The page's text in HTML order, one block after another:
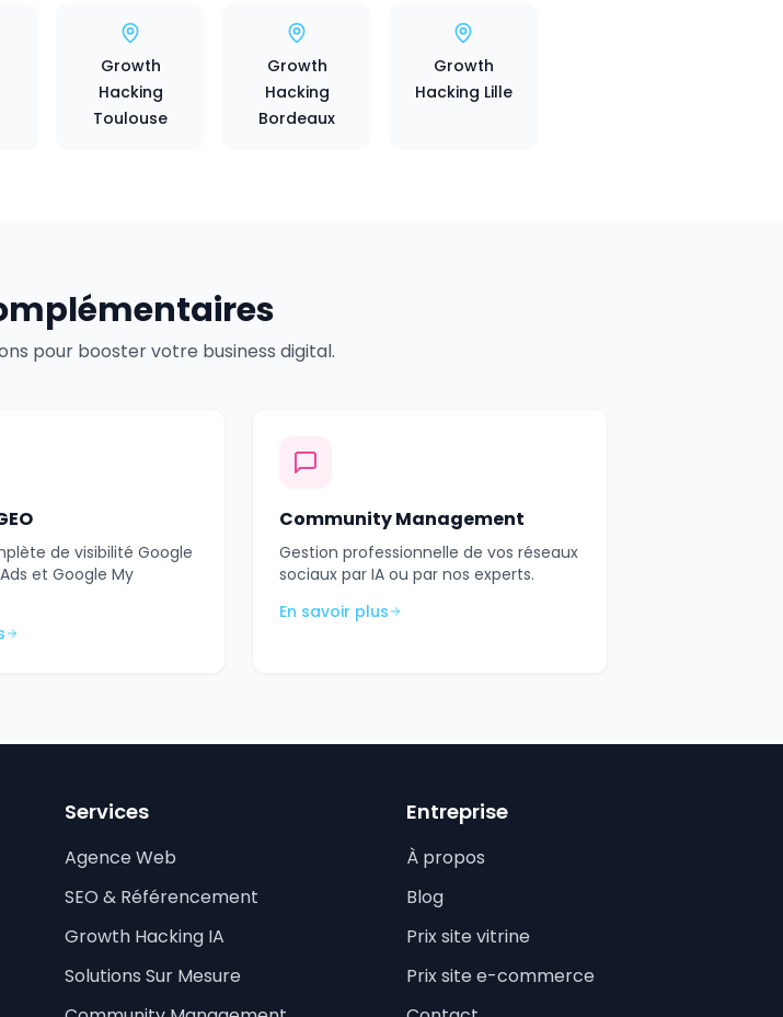
Growth
Hacking
Toulouse
Growth
Hacking
Bordeaux
Growth
Hacking Lille
pour booster votre business digital.
de visibilité Google
et Google My
Community Management
Gestion professionnelle de vos réseaux
sociaux par IA ou par nos experts.
En savoir plus
Services
Agence Web
SEO & Référencement
Growth Hacking IA
Solutions Sur Mesure
Entreprise
À propos
Blog
Prix site vitrine
Prix site e-commerce